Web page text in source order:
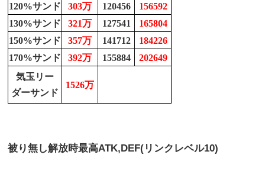
120%サンド
303万 120456
156592
130%サンド
321万 127541
165804
150%サンド
357万 141712
184226
170%サンド
392万 155884
202649
気玉リー
ダーサンド
1526万
被り無し解放時最高ATK,DEF(リンクレベル10)